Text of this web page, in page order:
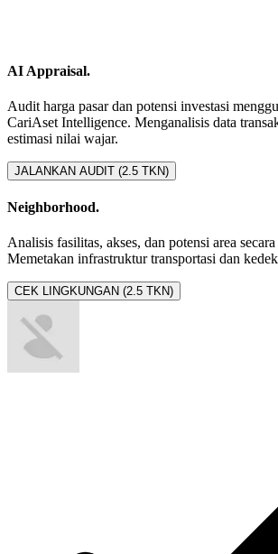
AI Appraisal.
Audit harga pasar dan potensi investasi
CariAset Intelligence. Menganalisis data
estimasi nilai wajar.
JALANKAN AUDIT (2.5 TKN)
Neighborhood.
Analisis fasilitas, akses, dan potensi area
Memetakan infrastruktur transportasi dan
CEK LINGKUNGAN (2.5 TKN)